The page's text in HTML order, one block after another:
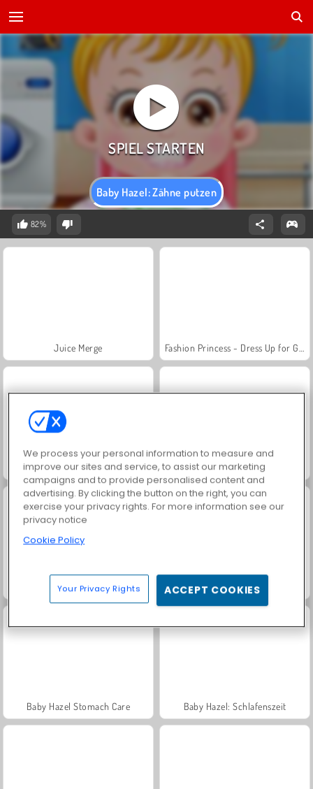
Baby Hazel: Zähne putzen
82%
Juice Merge
Baby Hazel: Bad putzen Baby Hazel: Tierdoktor
Spaß mit Baby Hazel Baby Hazel: Kochzeit
Baby Hazel Stomach Care Baby Hazel: Schlafenszeit
We process your personal information to measure and
improve our sites and service, to assist our marketing
campaigns and to provide personalised content and
advertising. By clicking the button on the right, you can
exercise your privacy rights. For more information see our
privacy notice
Cookie Policy
Your Privacy Rights ACCEPT COOKIES